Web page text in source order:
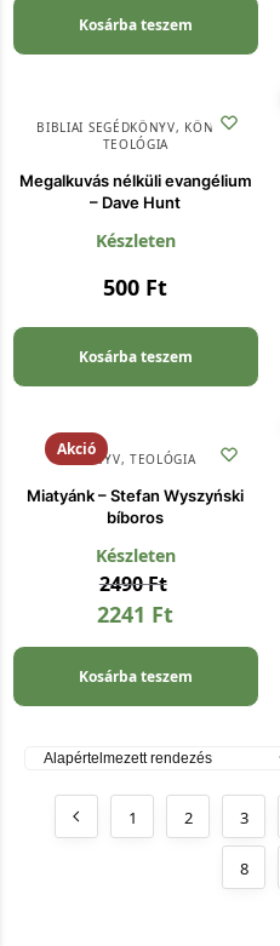
Kosárba teszem
BIBLIAI SEGÉDKÖNYV, KÖNYV,
TEOLÓGIA
Megalkuvás nélküli evangélium
– Dave Hunt
Készleten
500 Ft
Kosárba teszem
AkcióKÖNYV, TEOLÓGIA
Miatyánk – Stefan Wyszyński
bíboros
Készleten
2490Ft
2241 Ft
Kosárba teszem
1 2 3
8